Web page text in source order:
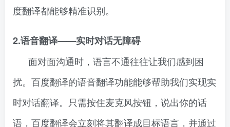
度翻译都能够精准识别。
2.语音翻译——实时对话无障碍
面对面沟通时，语言不通往往让我们感到困
扰。百度翻译的语音翻译功能能够帮助我们实现实
时对话翻译。只需按住麦克风按钮，说出你的话
语，百度翻译会立刻将其翻译成目标语言，并通过